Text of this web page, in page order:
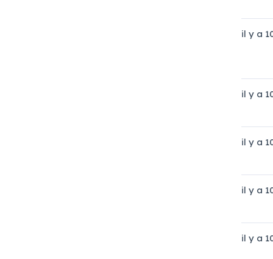
il y a
il y a
il y a
il y a
il y a